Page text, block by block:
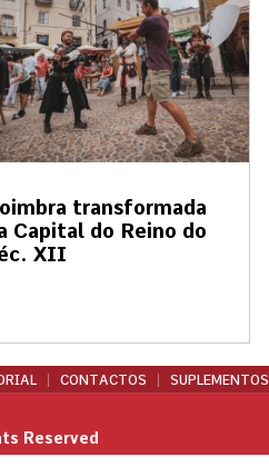
transformada
Capital do Reino do
XII
CONTACTOS SUPLEMENTOS
Reserved